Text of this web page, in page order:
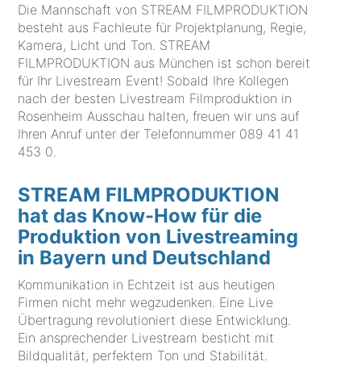
Die Mannschaft von STREAM FILMPRODUKTION
besteht aus Fachleute für Projektplanung, Regie,
Kamera, Licht und Ton. STREAM
FILMPRODUKTION aus München ist schon bereit
für Ihr Livestream Event! Sobald Ihre Kollegen
nach der besten Livestream Filmproduktion in
Rosenheim Ausschau halten, freuen wir uns auf
Ihren Anruf unter der Telefonnummer 089 41 41
453 0
STREAM FILMPRODUKTION
hat das Know-How für die
Produktion von Livestreaming
in Bayern und Deutschland
Kommunikation in Echtzeit ist aus heutigen
Firmen nicht mehr wegzudenken. Eine Live
Übertragung revolutioniert diese Entwicklung.
Ein ansprechender Livestream besticht mit
Bildqualität, perfektem Ton und Stabilität.